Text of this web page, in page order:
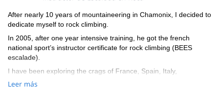
After nearly 10 years of mountaineering in Chamonix, I decided to
dedicate myself to rock climbing.
In 2005, after one year intensive training, he got the french
national sport’s instructor certificate for rock climbing (BEES
escalade).
I have been exploring the crags of France, Spain, Italy,
Switzerland, Canada and China. I finally decided to set up his
Leer más